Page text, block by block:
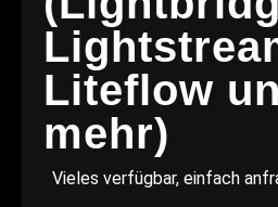
Liteflow
mehr)
Vieles verfügbar, einfach